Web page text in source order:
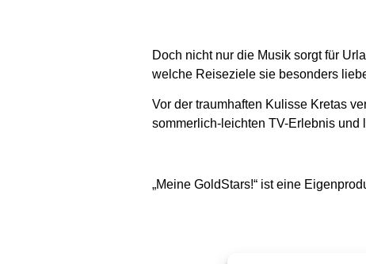
Doch nicht nur die Musik sorgt für
welche Reiseziele sie besonders
Vor der traumhaften Kulisse Kretas
sommerlich-leichten TV-Erlebnis
„Meine GoldStars!“ ist eine